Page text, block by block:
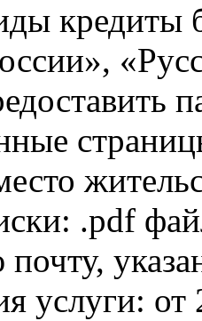
кредиты
.pdf
почту,
услуги: от